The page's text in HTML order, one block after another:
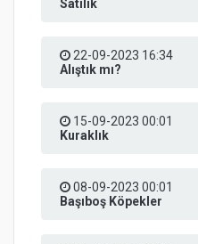
Satılık
22-09-2023 16:34
Alıştık mı?
15-09-2023 00:01
Kuraklık
08-09-2023 00:01
Başıboş Köpekler